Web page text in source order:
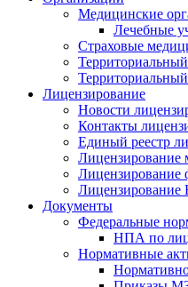
Медицинские
Лечебные
Страховые
Лицензирование
Новости
Контакты
Единый реестр
Лицензирование
Лицензирование
Документы
Федеральные
НПА по
Нормативные